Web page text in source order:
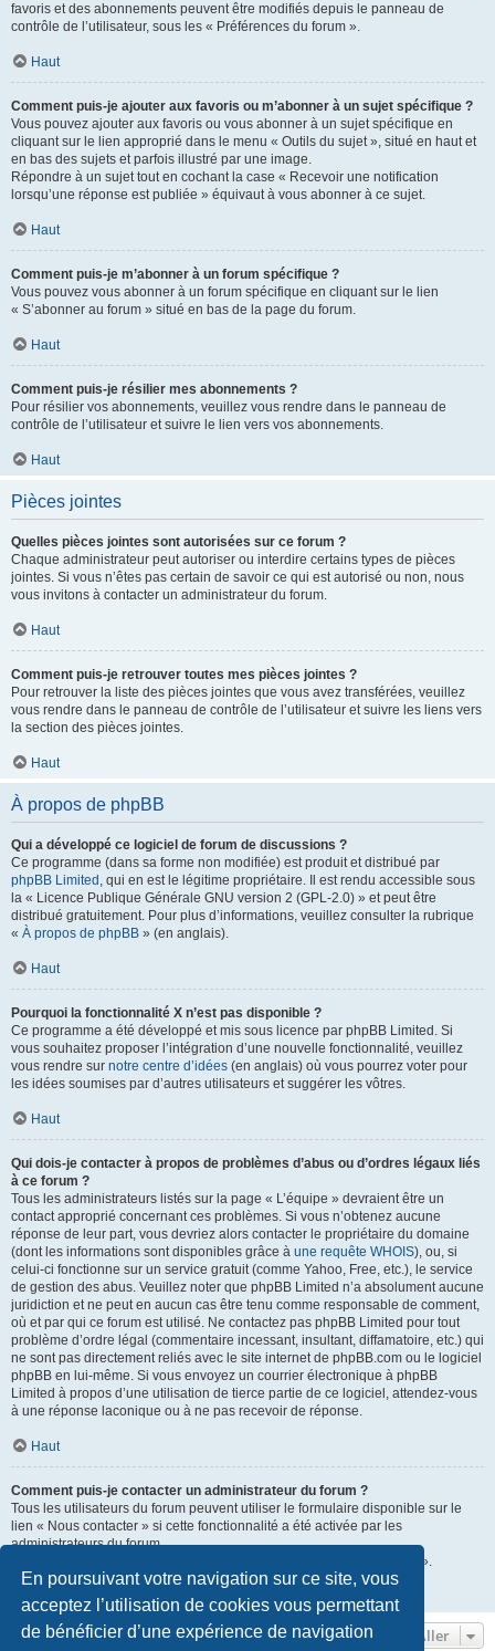
En poursuivant votre navigation sur ce site, vous
acceptez l’utilisation de cookies vous permettant
de bénéficier d’une expérience de navigation
favoris et des abonnements peuvent être modifiés depuis le panneau de
contrôle de l’utilisateur, sous les « Préférences du forum ».
Haut
Comment puis-je ajouter aux favoris ou m’abonner à un sujet spécifique ?
Vous pouvez ajouter aux favoris ou vous abonner à un sujet spécifique en
cliquant sur le lien approprié dans le menu « Outils du sujet », situé en haut et
en bas des sujets et parfois illustré par une image.
Répondre à un sujet tout en cochant la case « Recevoir une notification
lorsqu’une réponse est publiée » équivaut à vous abonner à ce sujet.
Haut
Comment puis-je m’abonner à un forum spécifique ?
Vous pouvez vous abonner à un forum spécifique en cliquant sur le lien
« S’abonner au forum » situé en bas de la page du forum.
Haut
Comment puis-je résilier mes abonnements ?
Pour résilier vos abonnements, veuillez vous rendre dans le panneau de
contrôle de l’utilisateur et suivre le lien vers vos abonnements.
Haut
Pièces jointes
Quelles pièces jointes sont autorisées sur ce forum ?
Chaque administrateur peut autoriser ou interdire certains types de pièces
jointes. Si vous n’êtes pas certain de savoir ce qui est autorisé ou non, nous
vous invitons à contacter un administrateur du forum.
Haut
Comment puis-je retrouver toutes mes pièces jointes ?
Pour retrouver la liste des pièces jointes que vous avez transférées, veuillez
vous rendre dans le panneau de contrôle de l’utilisateur et suivre les liens vers
la section des pièces jointes.
Haut
À propos de phpBB
Qui a développé ce logiciel de forum de discussions ?
Ce programme (dans sa forme non modifiée) est produit et distribué par
phpBB Limited , qui en est le légitime propriétaire. Il est rendu accessible sous
la « Licence Publique Générale GNU version 2 (GPL-2.0) » et peut être
distribué gratuitement. Pour plus d’informations, veuillez consulter la rubrique
« À propos de phpBB » (en anglais).
Haut
Pourquoi la fonctionnalité X n’est pas disponible ?
Ce programme a été développé et mis sous licence par phpBB Limited. Si
vous souhaitez proposer l’intégration d’une nouvelle fonctionnalité, veuillez
vous rendre sur notre centre d’idées (en anglais) où vous pourrez voter pour
les idées soumises par d’autres utilisateurs et suggérer les vôtres.
Haut
Qui dois-je contacter à propos de problèmes d’abus ou d’ordres légaux liés
à ce forum ?
Tous les administrateurs listés sur la page « L’équipe » devraient être un
contact approprié concernant ces problèmes. Si vous n’obtenez aucune
réponse de leur part, vous devriez alors contacter le propriétaire du domaine
(dont les informations sont disponibles grâce à une requête WHOIS), ou, si
celui-ci fonctionne sur un service gratuit (comme Yahoo, Free, etc.), le service
de gestion des abus. Veuillez noter que phpBB Limited n’a absolument aucune
juridiction et ne peut en aucun cas être tenu comme responsable de comment,
où et par qui ce forum est utilisé. Ne contactez pas phpBB Limited pour tout
problème d’ordre légal (commentaire incessant, insultant, diffamatoire, etc.) qui
ne sont pas directement reliés avec le site internet de phpBB.com ou le logiciel
phpBB en lui-même. Si vous envoyez un courrier électronique à phpBB
Limited à propos d’une utilisation de tierce partie de ce logiciel, attendez-vous
à une réponse laconique ou à ne pas recevoir de réponse.
Haut
Comment puis-je contacter un administrateur du forum ?
Tous les utilisateurs du forum peuvent utiliser le formulaire disponible sur le
lien « Nous contacter » si cette fonctionnalité a été activée par les
administrateurs du forum.
Les membres du forum peuvent également utiliser le lien « L’équipe ».
Aller